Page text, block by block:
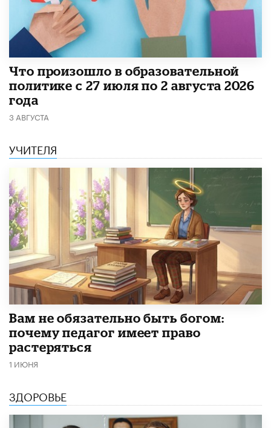
​Что произошло в образовательной
политике с 27 июля по 2 августа 2026
года
3 АВГУСТА
УЧИТЕЛЯ
​Вам не обязательно быть богом:
почему педагог имеет право
растеряться
1 ИЮНЯ
ЗДОРОВЬЕ